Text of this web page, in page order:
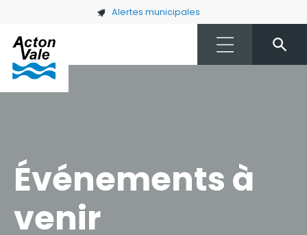
Skip to main content Alertes municipales
Événements à
venir